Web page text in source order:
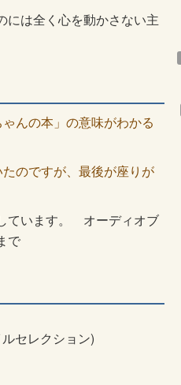
には全く心を動かさない主
んの本」の意味がわかる
のですが、最後が座りが
ています。 オーディオブ
で
セレクション)